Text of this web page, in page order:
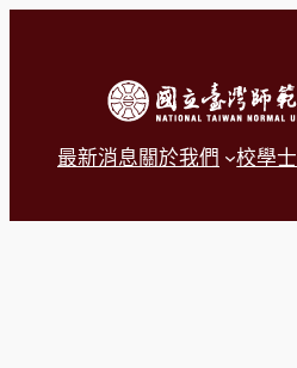
最新消息關於我們 校學士